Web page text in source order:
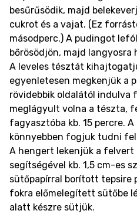
besűrűsödik, majd
cukrot és a vajat. (Ez
másodperc.) A pudingot
bőrösödjön, majd langyosra
A leveles tésztát
egyenletesen megkenjük a
rövidebbik oldalától indulva
meglágyult volna a tészta,
fagyasztóba kb. 15 percre.
könnyebben fogjuk tudni
A hengert lekenjük a felvert
segítségével kb. 1,5 cm-es
sütőpapírral borított tepsire
fokra előmelegített sütőbe
alatt készre sütjük.